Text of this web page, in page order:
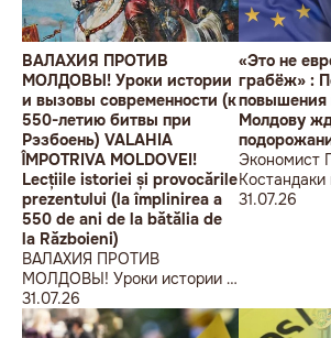
ВАЛАХИЯ ПРОТИВ
МОЛДОВЫ! Уроки истории
и вызовы современности (к
550-летию битвы при
Рэзбоень) VALAHIA
ÎMPOTRIVA MOLDOVEI!
Lecțiile istoriei și provocările
prezentului (la împlinirea a
550 de ani de la bătălia de
la Războieni)
ВАЛАХИЯ ПРОТИВ
МОЛДОВЫ! Уроки истории и
вызовы современности (к
550-летию битвы при
31.07.26
«Это не
грабёж» :
повышения
Молдову
Экономист
новой волне
31.07.26